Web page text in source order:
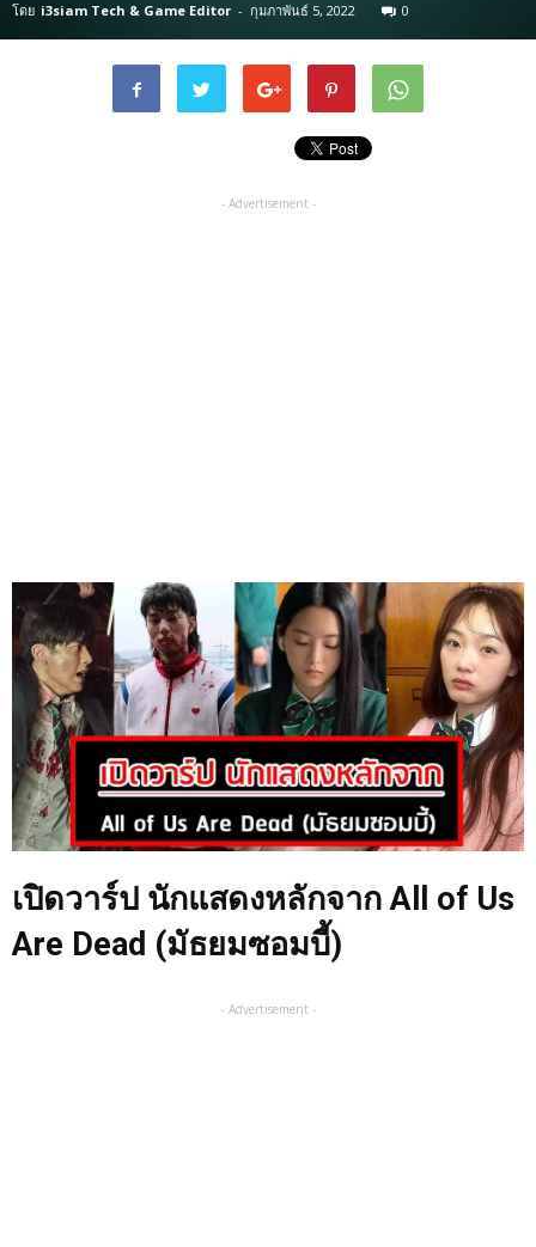
โดย i3siam Tech & Game Editor - กุมภาพันธ์ 5, 2022 0
- Advertisement -
เปิดวาร์ป นักแสดงหลักจาก All of Us
Are Dead (มัธยมซอมบี้)
- Advertisement -